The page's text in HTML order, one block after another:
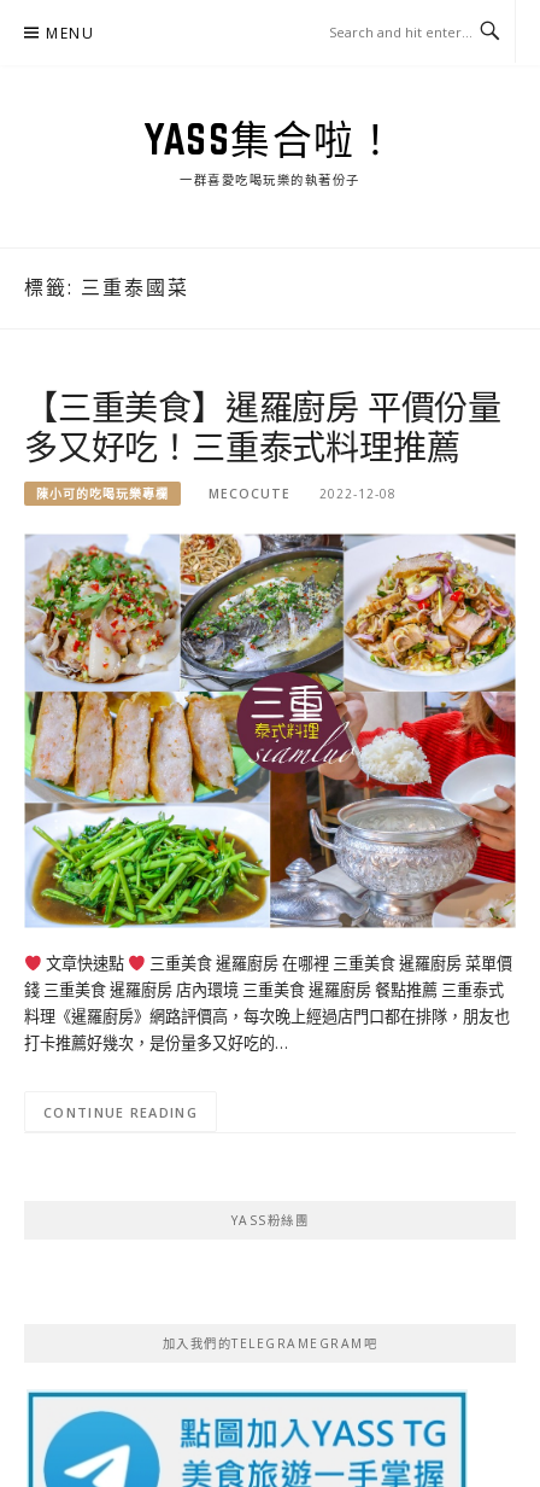
MENU
YASS集合啦！
一群喜愛吃喝玩樂的執著份子
標籤: 三重泰國菜
【三重美食】暹羅廚房 平價份量
多又好吃！三重泰式料理推薦
陳小可的吃喝玩樂專欄 MECOCUTE 2022-12-08
文章快速點
三重美食 暹羅廚房 在哪裡 三重美食 暹羅廚房 菜單價
錢 三重美食 暹羅廚房 店內環境 三重美食 暹羅廚房 餐點推薦 三重泰式
料理《暹羅廚房》網路評價高，每次晚上經過店門口都在排隊，朋友也
打卡推薦好幾次，是份量多又好吃的…
CONTINUE READING
YASS粉絲團
加入我們的TELEGRAMEGRAM吧